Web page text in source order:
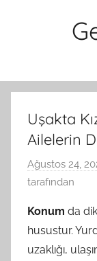
Uşakta
Ailelerin
Ağustos 24,
tarafından
Konum da
husustur.
uzaklığı,